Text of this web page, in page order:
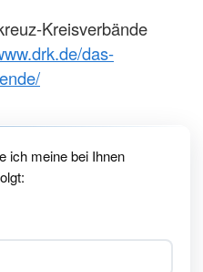
Kreisverbände
das-
ich meine bei Ihnen